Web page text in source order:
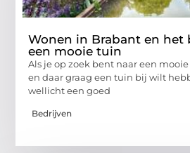
Wonen in Brabant en het
een mooie tuin
Als je op zoek bent naar een
en daar graag een tuin bij wilt
wellicht een goed
Bedrijven